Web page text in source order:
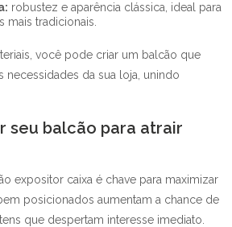
robustez e aparência clássica, ideal para
mais tradicionais.
você pode criar um balcão que
necessidades da sua loja, unindo
seu balcão para atrair
expositor caixa é chave para maximizar
posicionados aumentam a chance de
que despertam interesse imediato.